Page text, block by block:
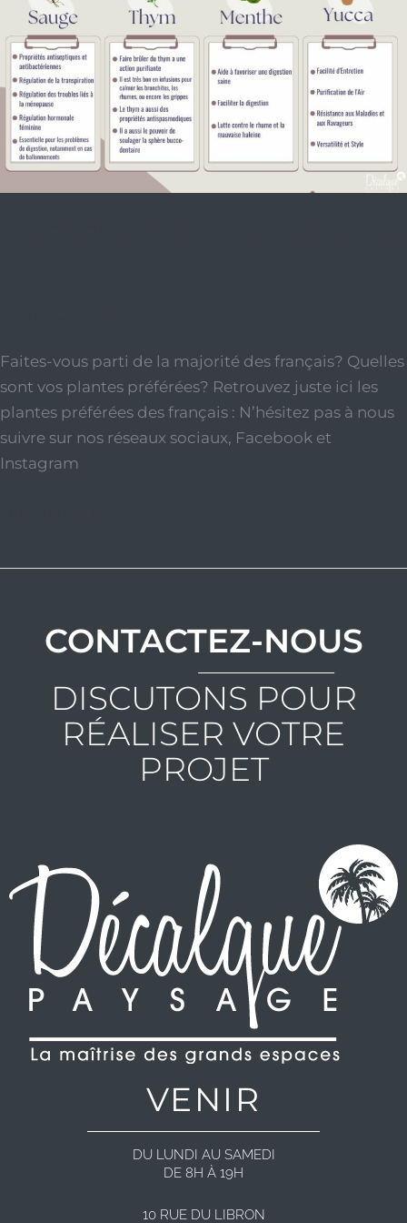
Faites-vous parti de la majorité des français? Quelles
sont vos plantes préférées? Retrouvez juste ici les
plantes préférées des français : N’hésitez pas à nous
suivre sur nos réseaux sociaux, Facebook et
Instagram
CONTACTEZ-NOUS
DISCUTONS POUR
RÉALISER VOTRE
PROJET
VENIR
DU LUNDI AU SAMEDI
DE 8H À 19H
10 RUE DU LIBRON